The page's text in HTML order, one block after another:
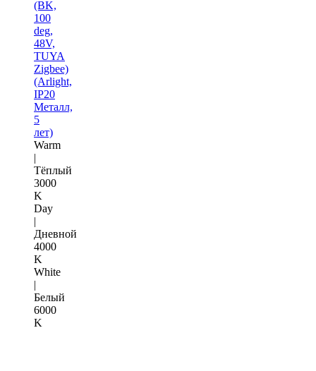
(BK,
100
deg,
48V,
TUYA
Zigbee)
(Arlight,
IP20
Металл,
5
лет)
Warm
|
Тёплый
3000
K
Day
|
Дневной
4000
K
White
|
Белый
6000
K